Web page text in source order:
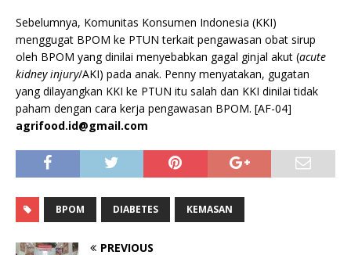
Sebelumnya, Komunitas Konsumen Indonesia (KKI)
menggugat BPOM ke PTUN terkait pengawasan obat sirup
oleh BPOM yang dinilai menyebabkan gagal ginjal akut (acute
kidney injury/AKI) pada anak. Penny menyatakan, gugatan
yang dilayangkan KKI ke PTUN itu salah dan KKI dinilai tidak
paham dengan cara kerja pengawasan BPOM. [AF-04]
agrifood.id@gmail.com
BPOM DIABETES KEMASAN
PREVIOUS